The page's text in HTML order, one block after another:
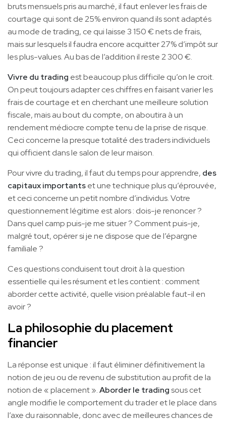
bruts mensuels pris au marché, il faut enlever les frais de
courtage qui sont de 25% environ quand ils sont adaptés
au mode de trading, ce qui laisse 3 150 € nets de frais,
mais sur lesquels il faudra encore acquitter 27% d’impôt sur
les plus-values. Au bas de l’addition il reste 2 300 €.
Vivre du trading est beaucoup plus difficile qu’on le croit.
On peut toujours adapter ces chiffres en faisant varier les
frais de courtage et en cherchant une meilleure solution
fiscale, mais au bout du compte, on aboutira à un
rendement médiocre compte tenu de la prise de risque.
Ceci concerne la presque totalité des traders individuels
qui officient dans le salon de leur maison.
Pour vivre du trading, il faut du temps pour apprendre, des
capitaux importantset une technique plus qu’éprouvée,
et ceci concerne un petit nombre d’individus. Votre
questionnement légitime est alors : dois-je renoncer ?
Dans quel camp puis-je me situer ? Comment puis-je,
malgré tout, opérer si je ne dispose que de l’épargne
familiale ?
Ces questions conduisent tout droit à la question
essentielle qui les résument et les contient : comment
aborder cette activité, quelle vision préalable faut-il en
avoir ?
La philosophie du placement
financier
La réponse est unique : il faut éliminer définitivement la
notion de jeu ou de revenu de substitution au profit de la
notion de « placement ».Aborder le tradingsous cet
angle modifie le comportement du trader et le place dans
l’axe du raisonnable, donc avec de meilleures chances de